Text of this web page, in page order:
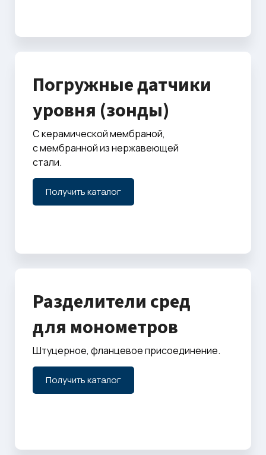
Погружные датчики
уровня (зонды)
С керамической мембраной,
с мембранной из нержавеющей
стали.
Получить каталог
Разделители сред
для монометров
Штуцерное, фланцевое присоединение.
Получить каталог